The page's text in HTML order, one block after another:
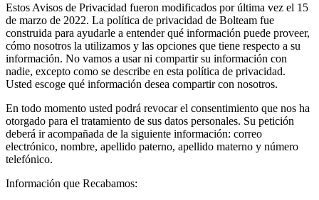
Estos Avisos de Privacidad fueron modificados por última vez el 15
de marzo de 2022. La política de privacidad de Bolteam fue
construida para ayudarle a entender qué información puede proveer,
cómo nosotros la utilizamos y las opciones que tiene respecto a su
información. No vamos a usar ni compartir su información con
nadie, excepto como se describe en esta política de privacidad.
Usted escoge qué información desea compartir con nosotros.
En todo momento usted podrá revocar el consentimiento que nos ha
otorgado para el tratamiento de sus datos personales. Su petición
deberá ir acompañada de la siguiente información: correo
electrónico, nombre, apellido paterno, apellido materno y número
telefónico.
Información que Recabamos: